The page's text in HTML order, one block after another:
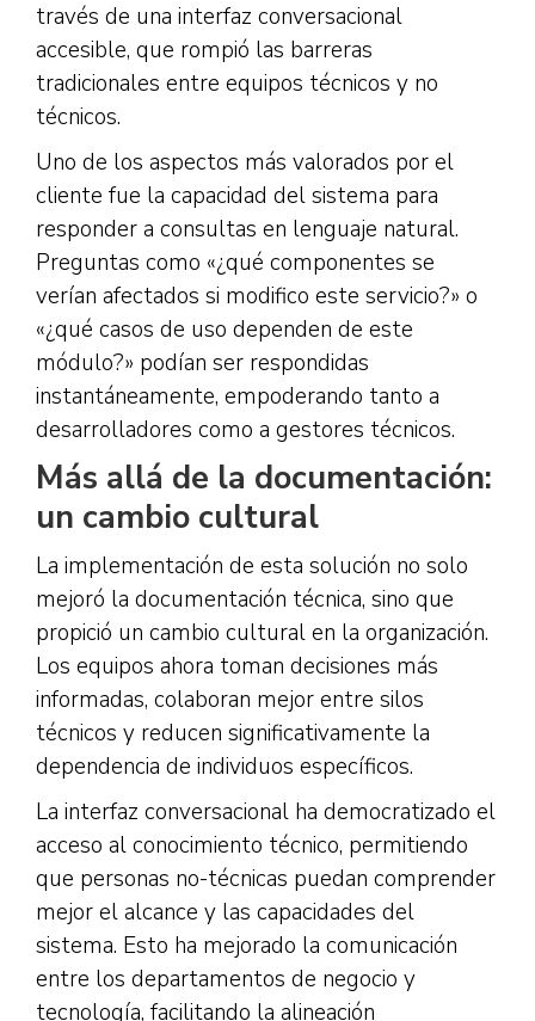
través de una interfaz conversacional
accesible, que rompió las barreras
tradicionales entre equipos técnicos y no
técnicos.
Uno de los aspectos más valorados por el
cliente fue la capacidad del sistema para
responder a consultas en lenguaje natural.
Preguntas como «¿qué componentes se
verían afectados si modifico este servicio?» o
«¿qué casos de uso dependen de este
módulo?» podían ser respondidas
instantáneamente, empoderando tanto a
desarrolladores como a gestores técnicos.
Más allá de la documentación:
un cambio cultural
La implementación de esta solución no solo
mejoró la documentación técnica, sino que
propició un cambio cultural en la organización.
Los equipos ahora toman decisiones más
informadas, colaboran mejor entre silos
técnicos y reducen significativamente la
dependencia de individuos específicos.
La interfaz conversacional ha democratizado el
acceso al conocimiento técnico, permitiendo
que personas no-técnicas puedan comprender
mejor el alcance y las capacidades del
sistema. Esto ha mejorado la comunicación
entre los departamentos de negocio y
tecnología, facilitando la alineación